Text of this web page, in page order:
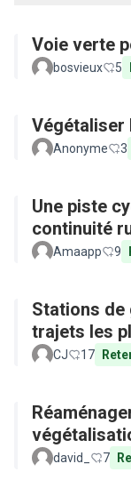
Voie verte
bosvieux 5
Végétaliser
Anonyme 3
Une piste
continuité
Amaapp 9
Stations de
trajets les
CJ 17
david_ 7